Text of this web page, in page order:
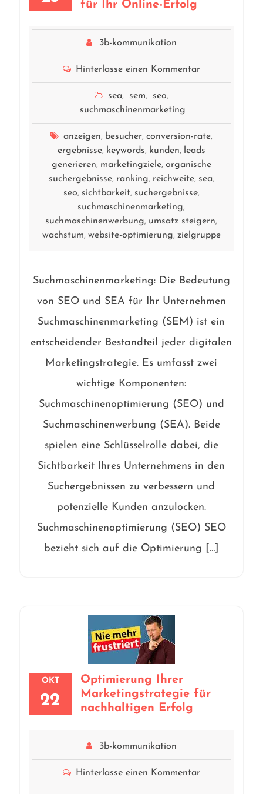
für Ihr Online-Erfolg
3b-kommunikation
Hinterlasse einen Kommentar
sea, sem, seo,
suchmaschinenmarketing
anzeigen, besucher,conversion-rate,
ergebnisse, keywords, kunden, leads
generieren, marketingziele, organische
suchergebnisse, ranking, reichweite, sea,
seo, sichtbarkeit, suchergebnisse,
suchmaschinenmarketing,
suchmaschinenwerbung, umsatz steigern,
wachstum, website-optimierung, zielgruppe
Suchmaschinenmarketing: Die Bedeutung
von SEO und SEA für Ihr Unternehmen
Suchmaschinenmarketing (SEM) ist ein
entscheidender Bestandteil jeder digitalen
Marketingstrategie. Es umfasst zwei
wichtige Komponenten:
Suchmaschinenoptimierung (SEO) und
Suchmaschinenwerbung (SEA). Beide
spielen eine Schlüsselrolle dabei, die
Sichtbarkeit Ihres Unternehmens in den
Suchergebnissen zu verbessern und
potenzielle Kunden anzulocken.
Suchmaschinenoptimierung (SEO) SEO
bezieht sich auf die Optimierung […]
OKT
22
Optimierung Ihrer
Marketingstrategie für
nachhaltigen Erfolg
3b-kommunikation
Hinterlasse einen Kommentar